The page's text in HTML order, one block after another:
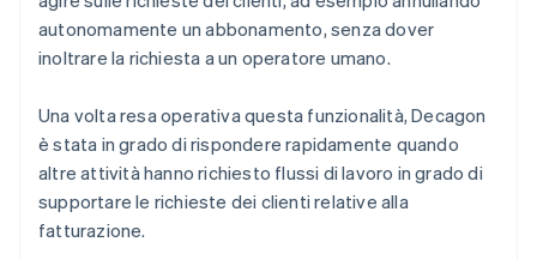
autonomamente un abbonamento, senza dover
inoltrare la richiesta a un operatore umano.
Una volta resa operativa questa funzionalità, Decagon
è stata in grado di rispondere rapidamente quando
altre attività hanno richiesto flussi di lavoro in grado di
supportare le richieste dei clienti relative alla
fatturazione.